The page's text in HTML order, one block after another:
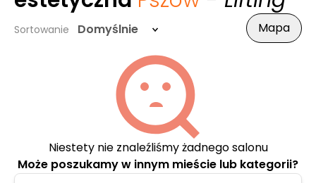
Sortowanie Domyślnie Mapa
Niestety nie znaleźliśmy żadnego salonu
Może poszukamy w innym mieście lub kategorii?